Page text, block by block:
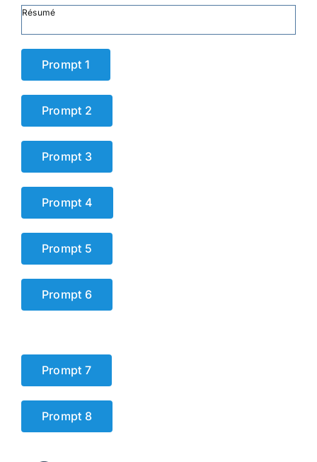
Résumé
Prompt 1
Prompt 2
Prompt 3
Prompt 4
Prompt 5
Prompt 6
Prompt 7
Prompt 8